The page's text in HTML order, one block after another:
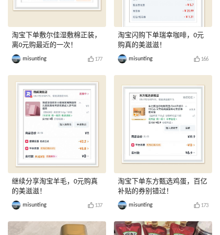
淘宝下单敷尔佳湿敷棉正装，
离0元购最近的一次！
misunting 177
继续分享淘宝羊毛，0元购真
的美滋滋！
misunting 137
淘宝闪购下单瑞幸咖啡，0元
购真的美滋滋！
misunting 166
淘宝下单东方甄选鸡蛋，百亿
补贴的券别错过！
misunting 173